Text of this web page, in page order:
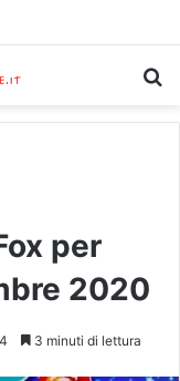
per
2020
3 minuti di lettura